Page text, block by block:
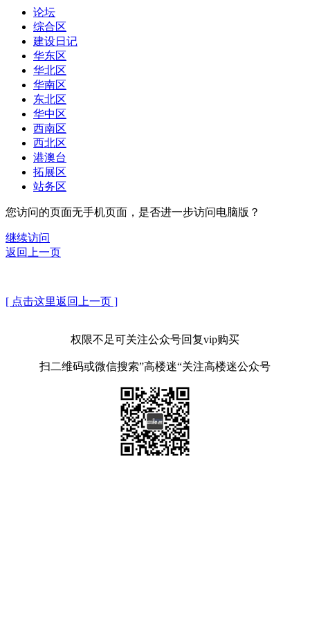
论坛
综合区
建设日记
华东区
华北区
华南区
东北区
华中区
西南区
西北区
港澳台
拓展区
站务区
您访问的页面无手机页面，是否进一步访问电脑版？
继续访问
返回上一页
[ 点击这里返回上一页 ]
权限不足可关注公众号回复vip购买
扫二维码或微信搜索”高楼迷“关注高楼迷公众号